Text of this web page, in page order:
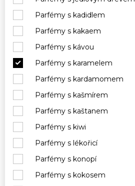
Parfémy s kadidlem
Parfémy s kakaem
Parfémy s kávou
Parfémy s karamelem
Parfémy s kardamomem
Parfémy s kašmírem
Parfémy s kaštanem
Parfémy s kiwi
Parfémy s lékořicí
Parfémy s konopí
Parfémy s kokosem